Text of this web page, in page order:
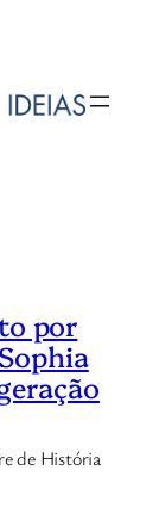
por
de História